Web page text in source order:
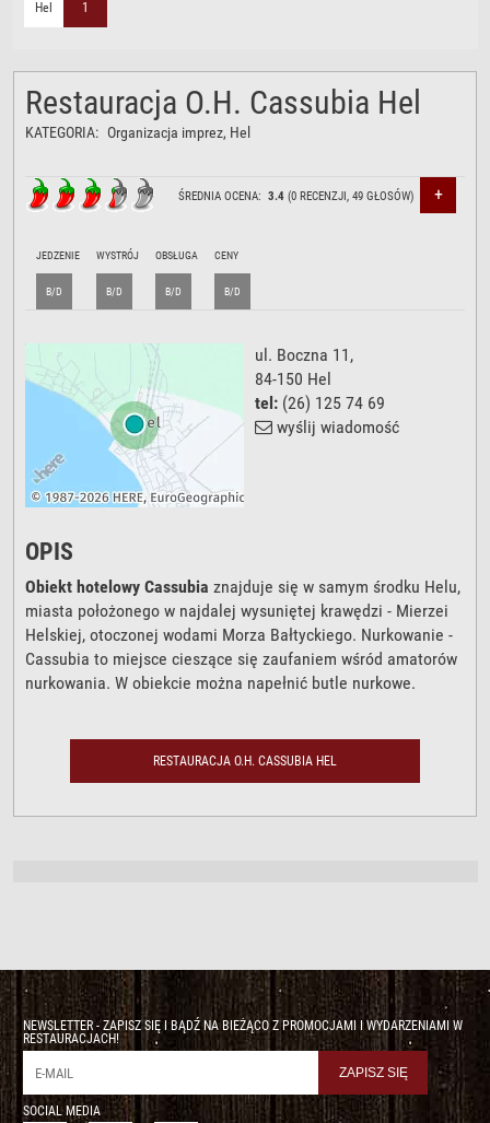
Hel 1
Restauracja O.H. Cassubia Hel
KATEGORIA: Organizacja imprez, Hel
ŚREDNIA OCENA:3.4 (0 RECENZJI,49 GŁOSÓW) +
JEDZENIE
B/D
WYSTRÓJ
B/D
OBSŁUGA
B/D
CENY
B/D
ul. Boczna 11 ,
84-150 Hel
tel: (26) 125 74 69
wyślij wiadomość
OPIS
Obiekt hotelowy Cassubia znajduje się w samym środku Helu,
miasta położonego w najdalej wysuniętej krawędzi - Mierzei
Helskiej, otoczonej wodami Morza Bałtyckiego. Nurkowanie -
Cassubia to miejsce cieszące się zaufaniem wśród amatorów
nurkowania. W obiekcie można napełnić butle nurkowe.
RESTAURACJA O.H. CASSUBIA HEL
NEWSLETTER - ZAPISZ SIĘ I BĄDŹ NA BIEŻĄCO Z PROMOCJAMI I WYDARZENIAMI W
RESTAURACJACH!
SOCIAL MEDIA